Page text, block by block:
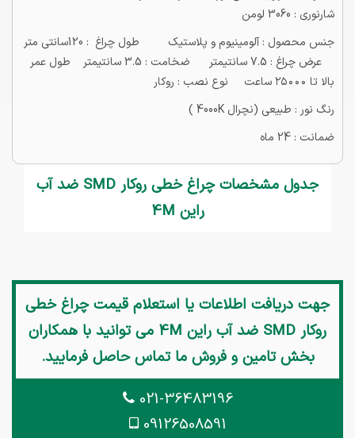
شارنوری : 3060 لومن
جنس محصول : آلومينيوم و پلاستيك طول چراغ : 120سانتی متر
عرض چراغ : 7.5 سانتیمتر ضخامت : 3.5 سانتیمتر طول عمر
بالا تا ٢٥٠٠٠ ساعت نوع نصب : روكار
رنگ نور : طبیعی (نچرال 4000K )
ضمانت : 24 ماه
جدول مشخصات چراغ خطی روکار SMD ضد آب
راین 4M
جهت دریافت اطلاعات یا استعلام قیمتچراغ خطی
روکار SMD ضد آب راین 4M
می توانید با همکاران
بخش تامین و فروش ما تماس حاصل فرمایید.
021-36483196
09126508591